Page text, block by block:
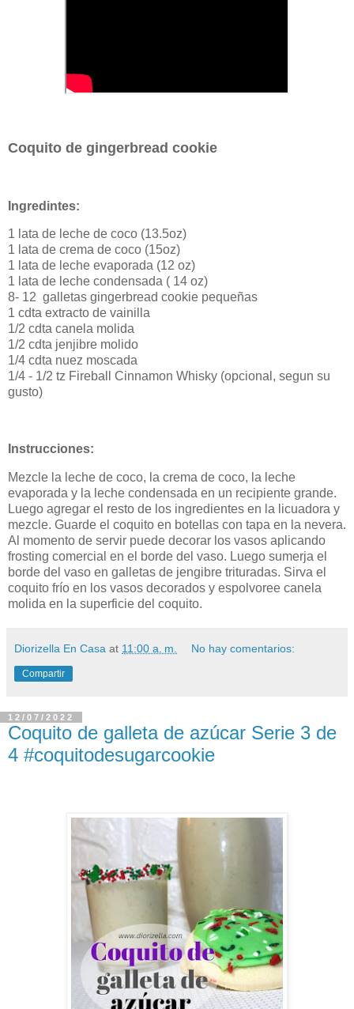
Coquito de gingerbread cookie
Ingredintes:
1 lata de leche de coco (13.5oz)
1 lata de crema de coco (15oz)
1 lata de leche evaporada (12 oz)
1 lata de leche condensada ( 14 oz)
8- 12 galletas gingerbread cookie pequeñas
1 cdta extracto de vainilla
1/2 cdta canela molida
1/2 cdta jenjibre molido
1/4 cdta nuez moscada
1/4 - 1/2 tz Fireball Cinnamon Whisky (opcional, segun su
gusto)
Instrucciones:
Mezcle la leche de coco, la crema de coco, la leche
evaporada y la leche condensada en un recipiente grande.
Luego agregar el resto de los ingredientes en la licuadora y
mezcle. Guarde el coquito en botellas con tapa en la nevera.
Al momento de servir puede decorar los vasos aplicando
frosting comercial en el borde del vaso. Luego sumerja el
borde del vaso en galletas de jengibre trituradas. Sirva el
coquito frío en los vasos decorados y espolvoree canela
molida en la superficie del coquito.
Diorizella En Casa at 11:00 a. m. No hay comentarios:
Compartir
12/07/2022
Coquito de galleta de azúcar Serie 3 de
4 #coquitodesugarcookie